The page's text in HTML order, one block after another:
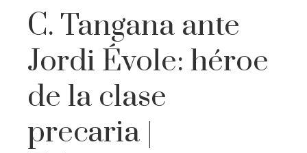
C. Tangana ante
Jordi Évole: héroe
de la clase
precaria |